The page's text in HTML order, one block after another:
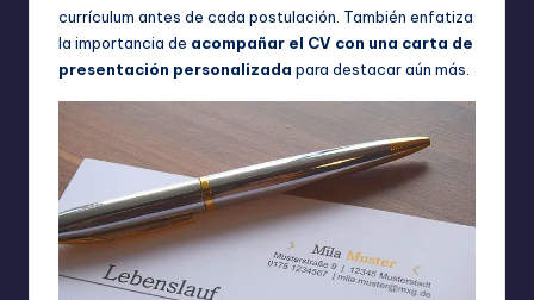
currículum antes de cada postulación. También enfatiza
la importancia de acompañar el CV con una carta de
presentación personalizada para destacar aún más.